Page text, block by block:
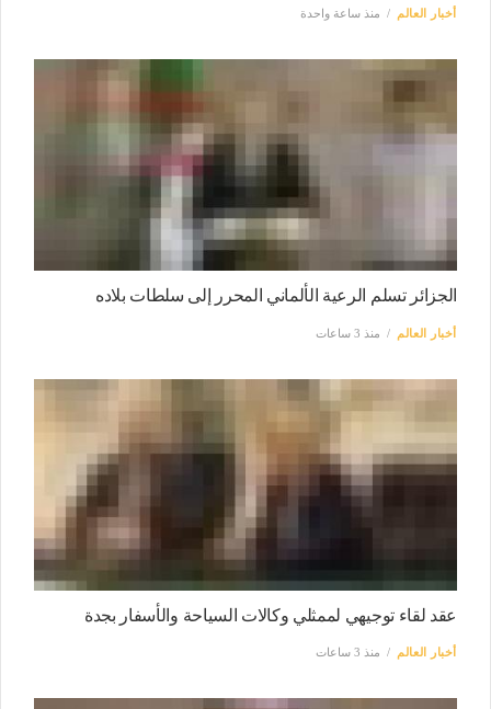
أخبار العالم منذ ساعة واحدة
الجزائر تسلم الرعية الألماني المحرر إلى سلطات بلاده
أخبار العالم منذ 3 ساعات
عقد لقاء توجيهي لممثلي وكالات السياحة والأسفار بجدة
أخبار العالم منذ 3 ساعات